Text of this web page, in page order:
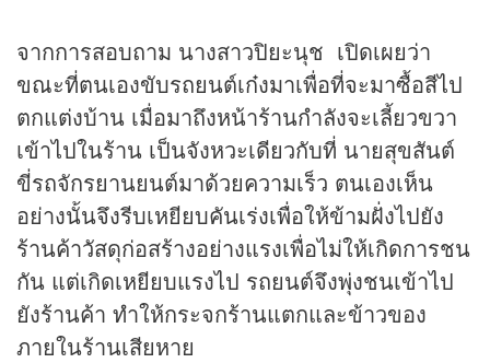
จากการสอบถาม นางสาวปิยะนุช เปิดเผยว่า
ขณะที่ตนเองขับรถยนต์เก๋งมาเพื่อที่จะมาซื้อสีไป
ตกแต่งบ้าน เมื่อมาถึงหน้าร้านกำลังจะเลี้ยวขวา
เข้าไปในร้าน เป็นจังหวะเดียวกับที่ นายสุขสันต์
ขี่รถจักรยานยนต์มาด้วยความเร็ว ตนเองเห็น
อย่างนั้นจึงรีบเหยียบคันเร่งเพื่อให้ข้ามฝั่งไปยัง
ร้านค้าวัสดุก่อสร้างอย่างแรงเพื่อไม่ให้เกิดการชน
กัน แต่เกิดเหยียบแรงไป รถยนต์จึงพุ่งชนเข้าไป
ยังร้านค้า ทำให้กระจกร้านแตกและข้าวของ
ภายในร้านเสียหาย